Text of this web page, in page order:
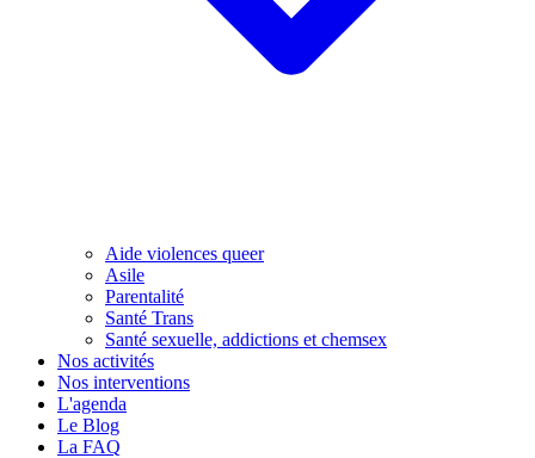
Aide violences queer
Asile
Parentalité
Santé Trans
Santé sexuelle, addictions et chemsex
Nos activités
Nos interventions
L'agenda
Le Blog
La FAQ